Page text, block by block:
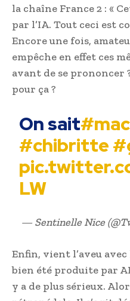
la chaîne France 2 : «
par l’IA. Tout ceci est
Encore une fois,
empêche en effet ces
avant de se prononcer
pour ça ?
On sait
#chibritte
LW
— Sentinelle Nice
Enfin, vient l’aveu
bien été produite par
y a de plus sérieux.